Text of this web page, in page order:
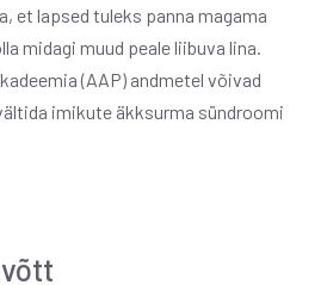
et lapsed tuleks panna magama
midagi muud peale liibuva lina.
(AAP) andmetel võivad
imikute äkksurma sündroomi